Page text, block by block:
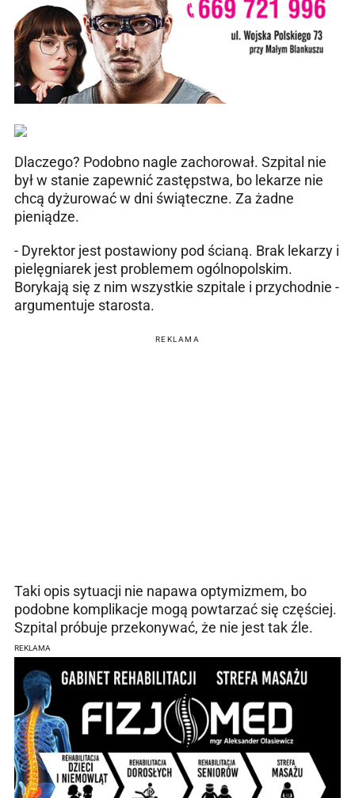
Dlaczego? Podobno nagle zachorował. Szpital nie
był w stanie zapewnić zastępstwa, bo lekarze nie
chcą dyżurować w dni świąteczne. Za żadne
pieniądze.
- Dyrektor jest postawiony pod ścianą. Brak lekarzy i
pielęgniarek jest problemem ogólnopolskim.
Borykają się z nim wszystkie szpitale i przychodnie -
argumentuje starosta.
REKLAMA
Taki opis sytuacji nie napawa optymizmem, bo
podobne komplikacje mogą powtarzać się częściej.
Szpital próbuje przekonywać, że nie jest tak źle.
REKLAMA